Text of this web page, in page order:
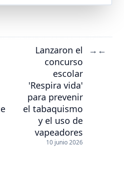
Lanzaron el
concurso
escolar
'Respira vida'
para prevenir
el tabaquismo
y el uso de
vapeadores
10 junio 2026
→ ←